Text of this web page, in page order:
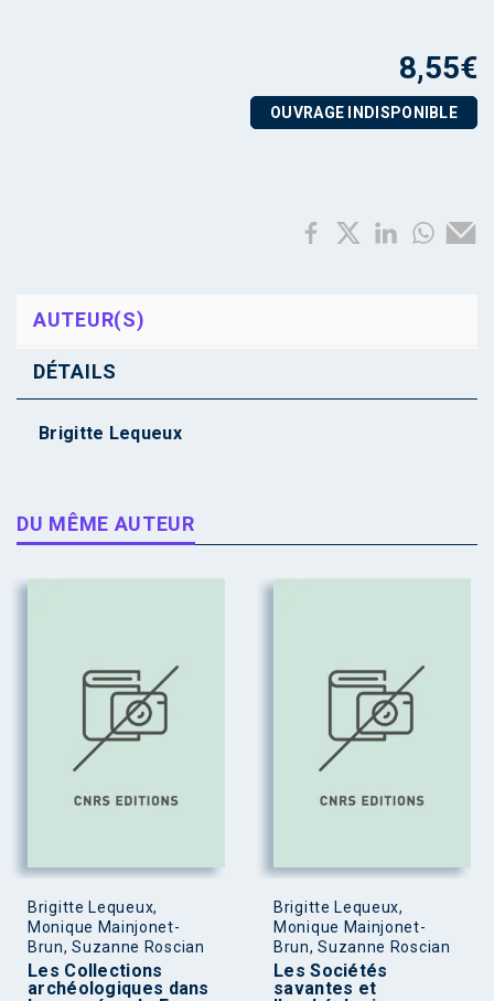
8,55€
OUVRAGE INDISPONIBLE
AUTEUR(S)
DÉTAILS
Brigitte Lequeux
DU MÊME AUTEUR
Brigitte Lequeux,
Monique Mainjonet-
Brun, Suzanne Roscian
Les Collections
archéologiques dans
Brigitte Lequeux,
Monique Mainjonet-
Brun, Suzanne Roscian
Les Sociétés
savantes et